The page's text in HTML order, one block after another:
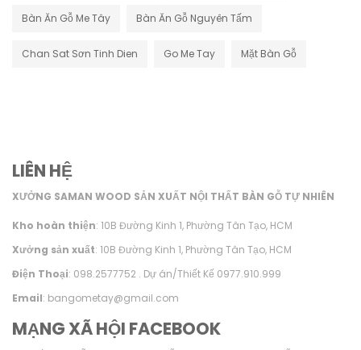
Bàn Ăn Gỗ Me Tây Bàn Ăn Gỗ Nguyên Tấm
Chan Sat Sơn Tinh Dien Go Me Tay Mặt Bàn Gỗ
LIÊN HỆ
XƯỞNG SAMAN WOOD SẢN XUẤT NỘI THẤT BÀN GỖ TỰ NHIÊN
Kho hoàn thiện: 10B Đường Kinh 1, Phường Tân Tạo, HCM
Xưởng sản xuất: 10B Đường Kinh 1, Phường Tân Tạo, HCM
Điện Thoại: 098.2577752 . Dự án/Thiết Kế 0977.910.999
Email: bangometay@gmail.com
MẠNG XÃ HỘI FACEBOOK